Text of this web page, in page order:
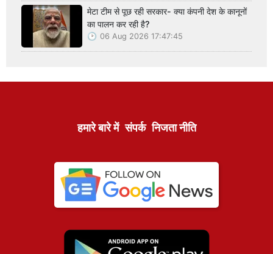
मेटा टीम से पूछ रही सरकार- क्या कंपनी देश के कानूनों
का पालन कर रही है?
06 Aug 2026 17:47:45
हमारे बारे में संपर्क निजता नीति